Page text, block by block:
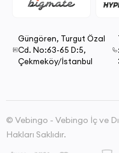
Güngören, Turgut Özal
Cd. No:63-65 D:5,
Çekmeköy/İstanbul
© Vebingo - Vebingo İç ve
Hakları Saklıdır.